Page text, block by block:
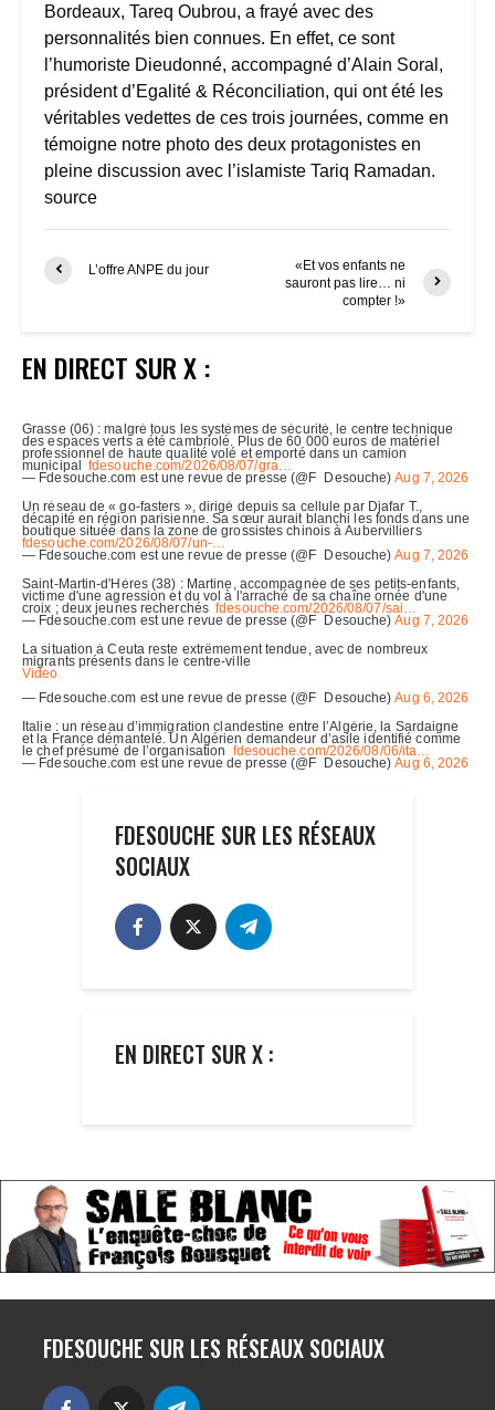
Bordeaux, Tareq Oubrou, a frayé avec des
personnalités bien connues. En effet, ce sont
l’humoriste Dieudonné, accompagné d’Alain Soral,
président d’Egalité & Réconciliation, qui ont été les
véritables vedettes de ces trois journées, comme en
témoigne notre photo des deux protagonistes en
pleine discussion avec l’islamiste Tariq Ramadan.
source
L’offre ANPE du jour
«Et vos enfants ne
sauront pas lire… ni
compter !»
EN DIRECT SUR X :
FDESOUCHE SUR LES RÉSEAUX
SOCIAUX
EN DIRECT SUR X :
FDESOUCHE SUR LES RÉSEAUX SOCIAUX